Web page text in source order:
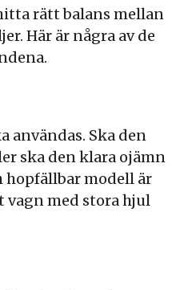
rätt balans mellan
Här är några av de
användas. Ska den
ska den klara ojämn
hopfällbar modell är
vagn med stora hjul